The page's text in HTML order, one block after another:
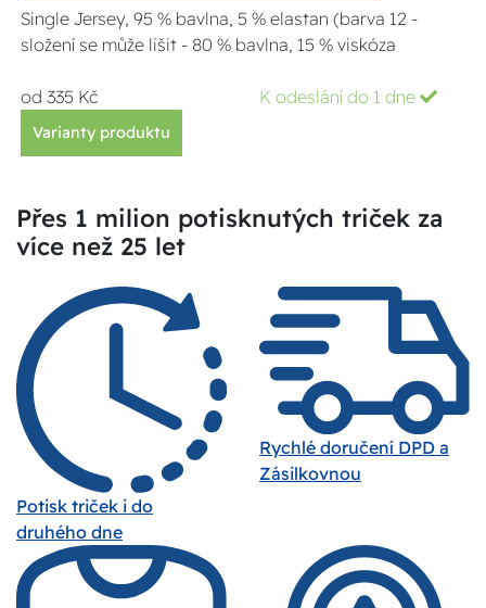
Single Jersey, 95 % bavlna, 5 % elastan (barva 12 -
složení se může lišit - 80 % bavlna, 15 % viskóza
od 335 Kč K odeslání do 1 dne
Varianty produktu
Přes 1 milion potisknutých triček za
více než 25 let
Potisk triček i do
druhého dne
Rychlé doručení DPD a
Zásilkovnou